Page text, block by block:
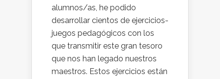
alumnos/as, he podido
desarrollar cientos de ejercicios-
juegos pedagógicos con los
que transmitir este gran tesoro
que nos han legado nuestros
maestros. Estos ejercicios están